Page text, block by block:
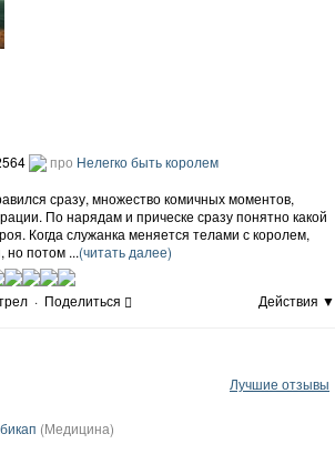
про Нелегко быть королем
сразу, множество комичных моментов,
По нарядам и прическе сразу понятно какой
Когда служанка меняется телами с королем,
но потом ...(читать далее)
· Поделиться Действия ▼
Лучшие отзывы
(Медицина)